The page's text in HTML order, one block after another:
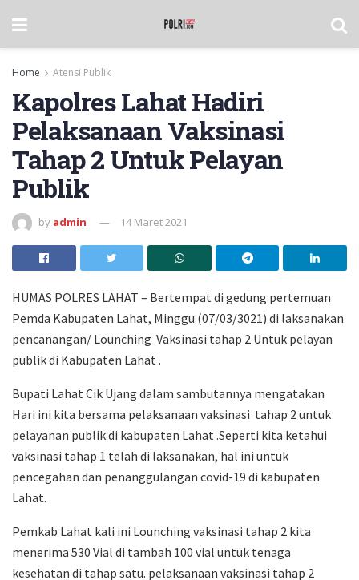
Home Atensi Publik
Kapolres Lahat Hadiri
Pelaksanaan Vaksinasi
Tahap 2 Untuk Pelayan
Publik
by admin 14 Maret 2021
HUMAS POLRES LAHAT – Bertempat di gedung pertemuan
Pemda Kabupaten Lahat, Minggu (07/03/3021) di laksanakan
pencanangan/ Lounching Vaksinasi tahap 2 Untuk pelayan
publik di Kabupaten Lahat .
Bupati Lahat Cik Ujang dalam sambutannya mengatakan
Hari ini kita bersama pelaksanaan vaksinasi tahap 2 untuk
pelayanan publik di kabupaten Lahat .Seperti kita ketahui
vaksinasi tahap 1 telah di laksanakan, hal ini untuk
pencegahan dan penanggulangan covid-19 di kabupaten
Lahat.
Pemkab Lahat kali ini Lounching vaksinasi tahap 2 kita
menerima 530 Vial di tambah 100 vial untuk tenaga
kesehatan di tahap satu. pelaksanaan vaksinasi tahap 2